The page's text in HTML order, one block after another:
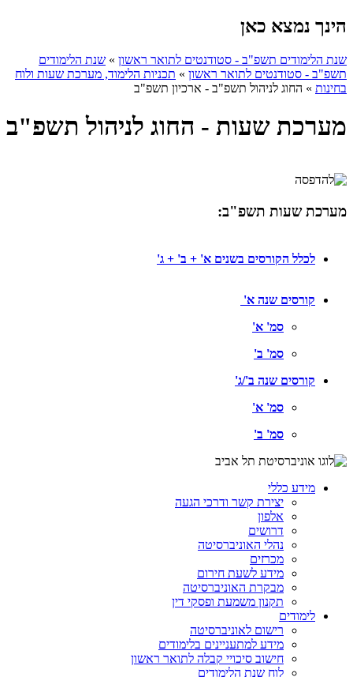
הינך נמצא כאן
שנת הלימודים תשפ"ב - סטודנטים לתואר ראשון » שנת הלימודים
תשפ"ב - סטודנטים לתואר ראשון » תכניות הלימוד, מערכת שעות ולוח
בחינות » החוג לניהול תשפ"ב - ארכיון תשפ"ב
מערכת שעות - החוג לניהול תשפ"ב
מערכת שעות תשפ"ב:
לכלל הקורסים בשנים א' + ב' + ג'
קורסים שנה א'
סמ' א'
סמ' ב'
קורסים שנה ב'/ג'
סמ' א'
סמ' ב'
מידע כללי
יצירת קשר ודרכי הגעה
אלפון
דרושים
נהלי האוניברסיטה
מכרזים
מידע לשעת חירום
מבקרת האוניברסיטה
תקנון משמעת ופסקי דין
לימודים
רישום לאוניברסיטה
מידע למתעניינים בלימודים
חישוב סיכויי קבלה לתואר ראשון
לוח שנת הלימודים